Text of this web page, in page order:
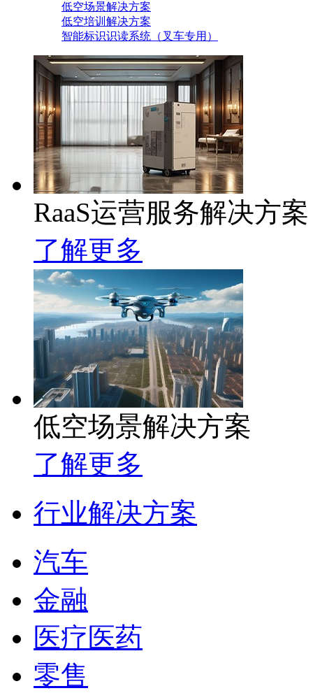
低空场景解决方案
低空培训解决方案
智能标识识读系统（叉车专用）
RaaS运营服务解决方案
了解更多
低空场景解决方案
了解更多
行业解决方案
汽车
金融
医疗医药
零售